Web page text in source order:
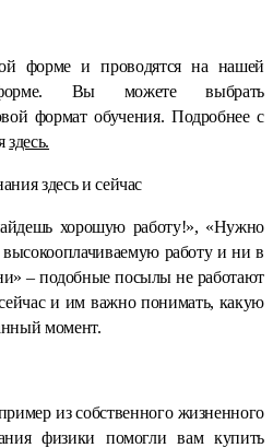
форме и проводятся на нашей
Вы можете выбрать
формат обучения. Подробнее с
здесь.
здесь и сейчас
хорошую работу!», «Нужно
работу и ни в
– подобные посылы не работают
и им важно понимать, какую
момент.
из собственного жизненного
физики помогли вам купить